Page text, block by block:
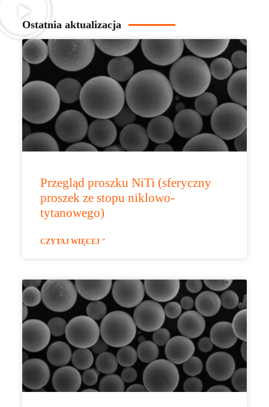
Ostatnia aktualizacja
Przegląd proszku NiTi (sferyczny
proszek ze stopu niklowo-
tytanowego)
CZYTAJ WIĘCEJ "